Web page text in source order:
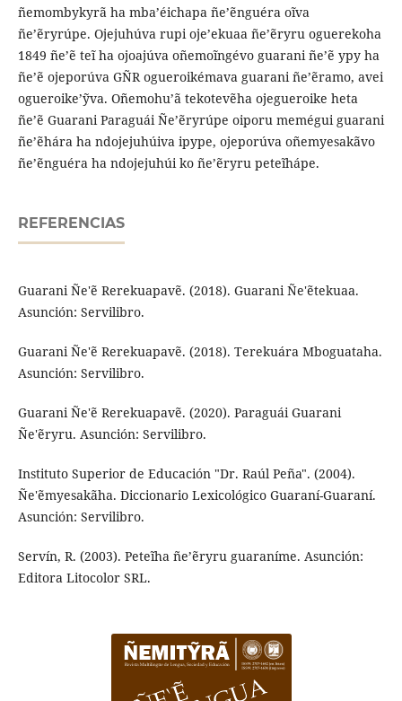
ñemombykyrã ha mba’éichapa ñe’ẽnguéra oĩva
ñe’ẽryrúpe. Ojejuhúva rupi oje’ekuaa ñe’ẽryru oguerekoha
1849 ñe’ẽ teĩ ha ojoajúva oñemoĩngévo guarani ñe’ẽ ypy ha
ñe’ẽ ojeporúva GÑR ogueroikémava guarani ñe’ẽramo, avei
ogueroike’ỹva. Oñemohu’ã tekotevẽha ojegueroike heta
ñe’ẽ Guarani Paraguái Ñe’ẽryrúpe oiporu memégui guarani
ñe’ẽhára ha ndojejuhúiva ipype, ojeporúva oñemyesakãvo
ñe’ẽnguéra ha ndojejuhúi ko ñe’ẽryru peteĩhápe.
REFERENCIAS
Guarani Ñe'ẽ Rerekuapavẽ. (2018). Guarani Ñe'ẽtekuaa.
Asunción: Servilibro.
Guarani Ñe'ẽ Rerekuapavẽ. (2018). Terekuára Mboguataha.
Asunción: Servilibro.
Guarani Ñe'ẽ Rerekuapavẽ. (2020). Paraguái Guarani
Ñe'ẽryru. Asunción: Servilibro.
Instituto Superior de Educación "Dr. Raúl Peña". (2004).
Ñe'ẽmyesakãha. Diccionario Lexicológico Guaraní-Guaraní.
Asunción: Servilibro.
Servín, R. (2003). Peteĩha ñe’ẽryru guaraníme. Asunción:
Editora Litocolor SRL.